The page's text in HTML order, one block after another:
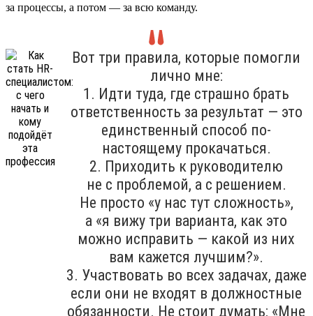
за процессы, а потом — за всю команду.
Вот три правила, которые помогли
лично мне:
1. Идти туда, где страшно брать
ответственность за результат — это
единственный способ по-
настоящему прокачаться.
2. Приходить к руководителю
не с проблемой, а с решением.
Не просто «у нас тут сложность»,
а «я вижу три варианта, как это
можно исправить — какой из них
вам кажется лучшим?».
3. Участвовать во всех задачах, даже
если они не входят в должностные
обязанности. Не стоит думать: «Мне